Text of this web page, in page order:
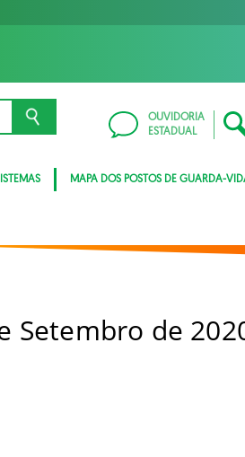
OUVIDORIA
ESTADUAL
MAPA DOS POSTOS DE GUARDA-
Setembro de